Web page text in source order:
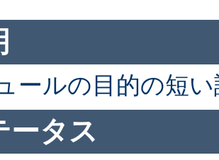
ールの目的の短
ータス